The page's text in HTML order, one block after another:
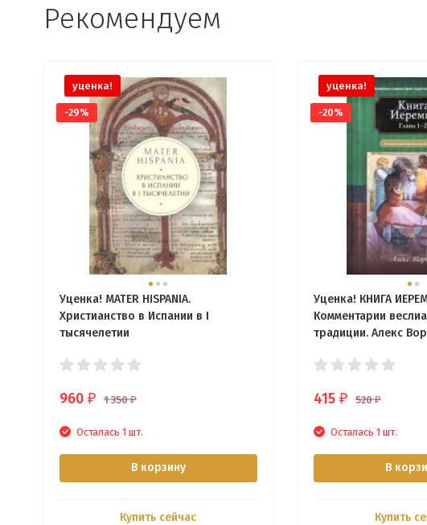
Рекомендуем
уценка!
-29%
Уценка! MATER HISPANIA.
Христианство в Испании в I
тысячелетии
960 ₽ 1 350₽
Осталась 1 шт.
В корзину
Купить сейчас
уценка!
-20%
Уценка! КНИГА
Комментарии
традиции. Алекс
415₽ 520₽
Осталась 1 шт.
В
Купить